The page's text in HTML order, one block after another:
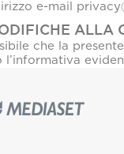
e-mail
ALLA
che la
l’informativa